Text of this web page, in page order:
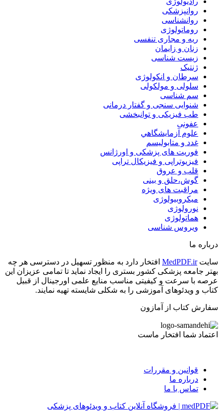
روانپزشکی
روانشناسی
روماتولوژی
ریه و مجاری تنفسی
زنان و زایمان
زیست شناسی
ژنتیک
سرطان و انکولوژی
سلولی و مولکولی
سم شناسی
شنوایی سنجی و گفتار درمانی
طب فیزیکی و توانبخشی
عفونی
علوم آزمايشگاهي
غدد و متابولیسم
فوریت های پزشکی و اورژانس
فیزیوتراپی و فیزیکال تراپی
قلب و عروق
گوش،حلق و بینی
مراقبت های ویژه
میکروبیولوژی
نورولوژی
هماتولوژی
ویروس شناسی
درباره ما
سایتMedPDF.ir افتخار دارد به منظور تسهیل در دسترسی هر چه
بهتر جامعه پزشکی کشور بستری را ایجاد نماید تا تمامی عزیزان این
عرصه با سرعت و کیفیتی مناسب منایع علمی اورجینال از قبیل
کتاب و ویدئوهای آموزشی را به شکلی شایسته تهیه نمایند.
سفارش کتاب از آمازون
اعتماد شما افتخار ماست
قوانین و مقررات
درباره ما
تماس با ما